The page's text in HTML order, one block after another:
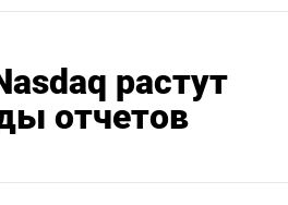
растут
отчетов